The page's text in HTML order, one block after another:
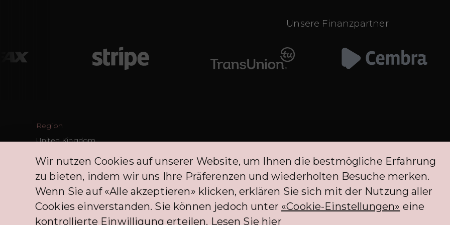
Unsere Finanzpartner
Region
United Kingdom
Wir nutzen Cookies auf unserer Website, um Ihnen die bestmögliche Erfahrung
zu bieten, indem wir uns Ihre Präferenzen und wiederholten Besuche merken.
Wenn Sie auf «Alle akzeptieren» klicken, erklären Sie sich mit der Nutzung aller
Cookies einverstanden. Sie können jedoch unter «Cookie-Einstellungen» eine
kontrollierte Einwilligung erteilen. Lesen Sie hier